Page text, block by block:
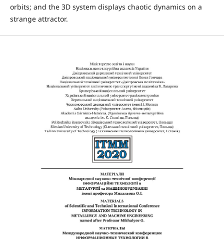
orbits; and the 3D system displays chaotic dynamics on a
strange attractor.